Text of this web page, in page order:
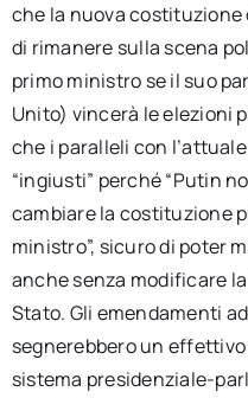
che la nuova costituzione
di rimanere sulla scena
primo ministro se il suo
Unito) vincerà le elezioni
che i paralleli con
“ingiusti” perché “Putin
cambiare la costituzione
ministro”, sicuro di poter
anche senza modificare
Stato. Gli emendamenti
segnerebbero un
sistema presidenziale-